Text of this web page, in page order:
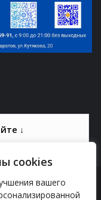
cookies
вашего
↓
КВЦ